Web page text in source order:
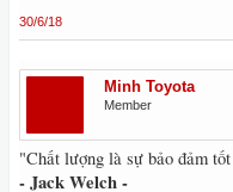
30/6/18
Minh Toyota
Member
"Chất lượng là sự bảo đảm
- Jack Welch -